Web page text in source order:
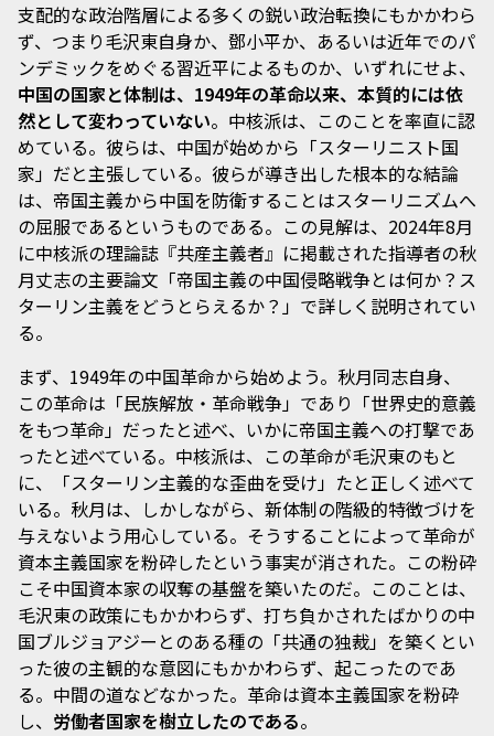
支配的な政治階層による多くの鋭い政治転換にもかかわら
ず、つまり毛沢東自身か、鄧小平か、あるいは近年でのパ
ンデミックをめぐる習近平によるものか、いずれにせよ、
中国の国家と体制は、1949年の革命以来、本質的には依
然として変わっていない。中核派は、このことを率直に認
めている。彼らは、中国が始めから「スターリニスト国
家」だと主張している。彼らが導き出した根本的な結論
は、帝国主義から中国を防衛することはスターリニズムへ
の屈服であるというものである。この見解は、2024年8月
に中核派の理論誌『共産主義者』に掲載された指導者の秋
月丈志の主要論文「帝国主義の中国侵略戦争とは何か？ス
ターリン主義をどうとらえるか？」で詳しく説明されてい
る。
まず、1949年の中国革命から始めよう。秋月同志自身、
この革命は「民族解放・革命戦争」であり「世界史的意義
をもつ革命」だったと述べ、いかに帝国主義への打撃であ
ったと述べている。中核派は、この革命が毛沢東のもと
に、「スターリン主義的な歪曲を受け」たと正しく述べて
いる。秋月は、しかしながら、新体制の階級的特徴づけを
与えないよう用心している。そうすることによって革命が
資本主義国家を粉砕したという事実が消された。この粉砕
こそ中国資本家の収奪の基盤を築いたのだ。このことは、
毛沢東の政策にもかかわらず、打ち負かされたばかりの中
国ブルジョアジーとのある種の「共通の独裁」を築くとい
った彼の主観的な意図にもかかわらず、起こったのであ
る。中間の道などなかった。革命は資本主義国家を粉砕
し、 労働者国家を樹立したのである。